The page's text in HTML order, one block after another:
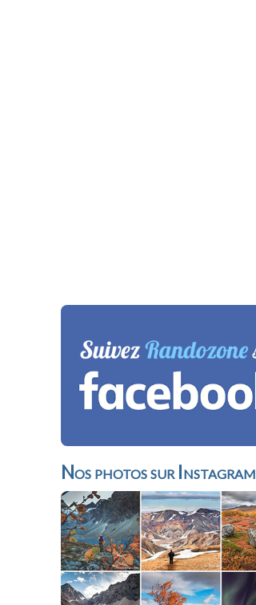
Nos photos sur Instagram